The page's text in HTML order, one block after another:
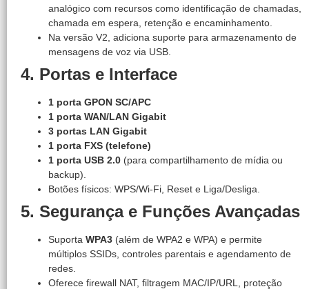
analógico com recursos como identificação de chamadas,
chamada em espera, retenção e encaminhamento.
Na versão V2, adiciona suporte para armazenamento de
mensagens de voz via USB.
4. Portas e Interface
1 porta GPON SC/APC
1 porta WAN/LAN Gigabit
3 portas LAN Gigabit
1 porta FXS (telefone)
1 porta USB 2.0 (para compartilhamento de mídia ou
backup).
Botões físicos: WPS/Wi-Fi, Reset e Liga/Desliga.
5. Segurança e Funções Avançadas
Suporta WPA3 (além de WPA2 e WPA) e permite
múltiplos SSIDs, controles parentais e agendamento de
redes.
Oferece firewall NAT, filtragem MAC/IP/URL, proteção